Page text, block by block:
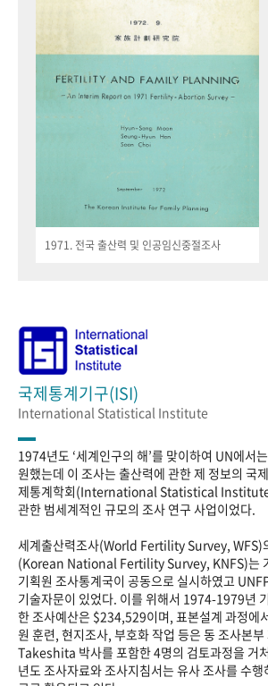
1971. 전국 출산력 및 인공임신중절조사
국제통계기구(ISI)
International Statistical Institute
1974년도 ‘세계인구의 해’를 맞이하여 UN에서
원했는데 이 조사는 출산력에 관한 제 정보의 국
제통계학회(International Statistical Institute
관한 범세계적인 규모의 조사 연구 사업이었다.
세계출산력조사(World Fertility Survey, WFS)
(Korean National Fertility Survey, KNFS)는
기획원 조사통계국이 공동으로 실시하였고
기술자문이 있었다. 이를 위해서 1974-1979년
한 조사예산은 $234,529이며, 표본설계 과정에
원 훈련, 현지조사, 부호화 작업 등은 동 조사본부
Takeshita 박사를 포함한 4명의 검토과정을 거
년도 조사자료와 조사지침서는 유사 조사를 수